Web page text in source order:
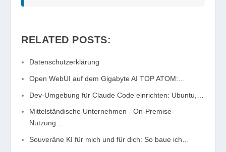
RELATED POSTS:
Datenschutzerklärung
Open WebUI auf dem Gigabyte AI TOP ATOM:…
Dev-Umgebung für Claude Code einrichten: Ubuntu,…
Mittelständische Unternehmen - On-Premise-
Nutzung…
Souveräne KI für mich und für dich: So baue ich…